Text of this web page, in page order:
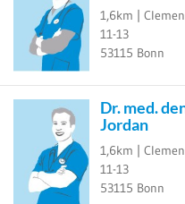
1,6km |
11-13
53115 Bonn
Dr. med.
Jordan
1,6km |
11-13
53115 Bonn